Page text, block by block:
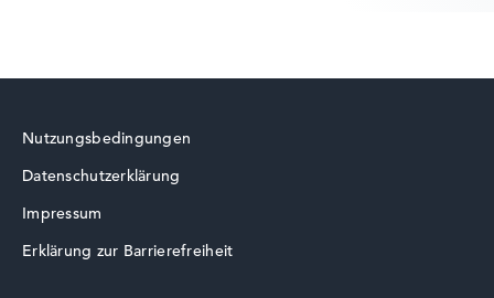
Nutzungsbedingungen
Datenschutzerklärung
Impressum
Erklärung zur Barrierefreiheit